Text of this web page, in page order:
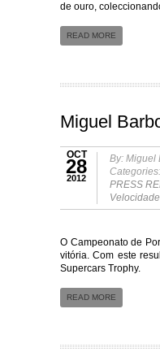
de ouro,
READ MORE
Miguel
OCT
28
2012
By: Miguel
Categories:
PRESS
Velocidade
O Campeonato de
vitória. Com este
Supercars Trophy.
READ MORE